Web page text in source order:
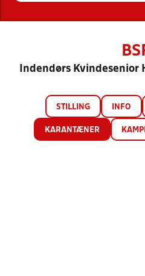
Indendørs Kvindesenior
STILLING INFO
KARANTÆNER